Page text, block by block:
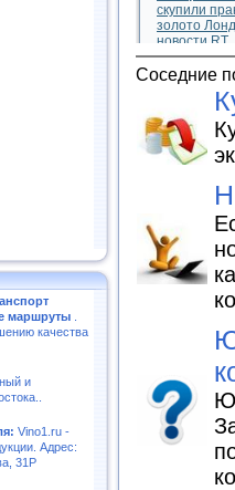
маршруты
качества
и
Vino1.ru -
Адрес:
31Р
Соседние